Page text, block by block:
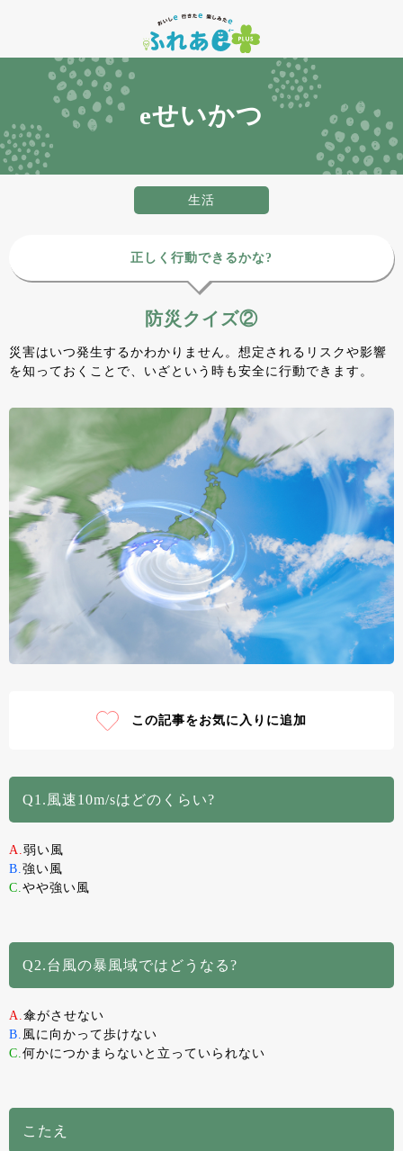
eせいかつ
生活
正しく行動できるかな?
防災クイズ②
災害はいつ発生するかわかりません。想定されるリスクや影響
を知っておくことで、いざという時も安全に行動できます。
この記事をお気に入りに追加
Q1.風速10m/sはどのくらい?
A. 弱い風
B. 強い風
C. やや強い風
Q2.台風の暴風域ではどうなる?
A. 傘がさせない
B. 風に向かって歩けない
C. 何かにつかまらないと立っていられない
こたえ